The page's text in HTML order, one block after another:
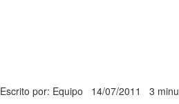
Escrito por: Equipo 14/07/2011 3